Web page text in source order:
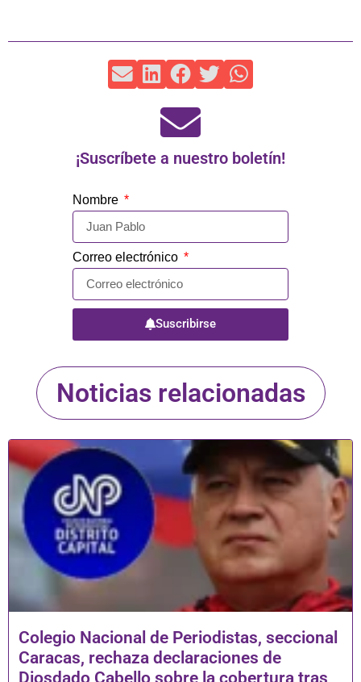
¡Suscríbete a nuestro boletín!
Nombre
Correo electrónico
Suscribirse
Noticias relacionadas
Colegio Nacional de Periodistas, seccional
Caracas, rechaza declaraciones de
Diosdado Cabello sobre la cobertura tras